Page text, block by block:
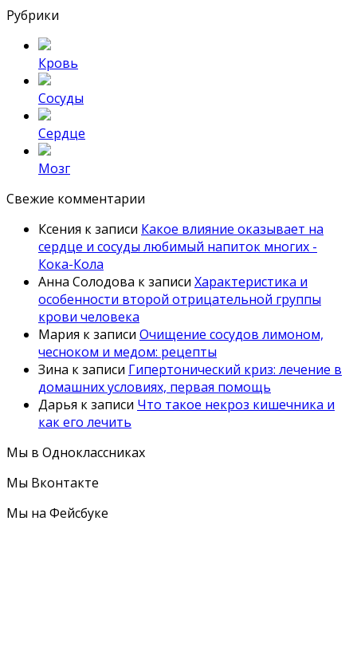
Рубрики
Кровь
Сосуды
Сердце
Мозг
Свежие комментарии
Ксения к записи Какое влияние оказывает на
сердце и сосуды любимый напиток многих -
Кока-Кола
Анна Солодова к записи Характеристика и
особенности второй отрицательной группы
крови человека
Мария к записи Очищение сосудов лимоном,
чесноком и медом: рецепты
Зина к записи Гипертонический криз: лечение в
домашних условиях, первая помощь
Дарья к записи Что такое некроз кишечника и
как его лечить
Мы в Одноклассниках
Мы Вконтакте
Мы на Фейсбуке